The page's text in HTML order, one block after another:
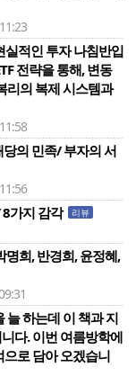
적인 투자 나침반입
전략을 통해, 변동
리의 복제 시스템과
의 민족/ 부자의 서
8가지 감각 리뷰
희, 반경희, 윤정혜,
늘 하는데 이 책과 지
다. 이번 여름방학에
로 담아 오겠습니